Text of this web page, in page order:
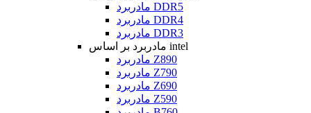
مادربرد DDR5
مادربرد DDR4
مادربرد DDR3
مادربرد بر اساس intel
مادربرد Z890
مادربرد Z790
مادربرد Z690
مادربرد Z590